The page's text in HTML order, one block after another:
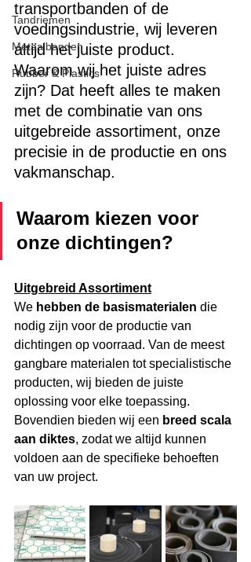
Tandriemen
Metaalbanden
Rubber & Plastics
transportbanden of de
voedingsindustrie, wij leveren
altijd het juiste product.
Waarom wij het juiste adres
zijn? Dat heeft alles te maken
met de combinatie van ons
uitgebreide assortiment, onze
precisie in de productie en ons
vakmanschap.
Waarom kiezen voor
onze dichtingen?
Uitgebreid Assortiment
We hebben de basismaterialen die
nodig zijn voor de productie van
dichtingen op voorraad. Van de meest
gangbare materialen tot specialistische
producten, wij bieden de juiste
oplossing voor elke toepassing.
Bovendien bieden wij een breed scala
aan diktes, zodat we altijd kunnen
voldoen aan de specifieke behoeften
van uw project.